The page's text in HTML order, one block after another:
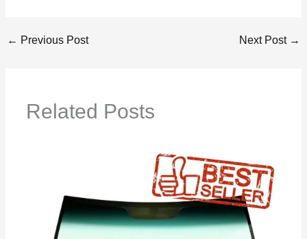
← Previous Post Next Post →
Related Posts